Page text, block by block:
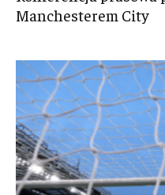
Manchesterem City